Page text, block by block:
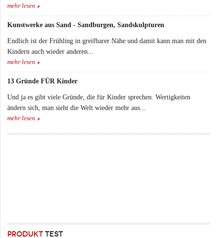
mehr lesen
Kunstwerke aus Sand - Sandburgen, Sandskulpturen
Endlich ist der Frühling in greifbarer Nähe und damit kann man mit den
Kindern auch wieder anderen...
mehr lesen
13 Gründe FÜR Kinder
Und ja es gibt viele Gründe, die für Kinder sprechen. Wertigkeiten
ändern sich, man sieht die Welt wieder mehr aus...
mehr lesen
PRODUKT TEST